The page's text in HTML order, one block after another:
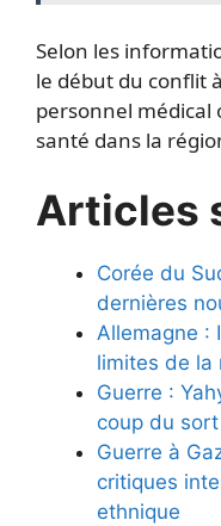
Selon les
le début du conflit
personnel médical
santé dans la
Articles
Corée du
dernières
Allemagne :
limites de la
Guerre :
coup du
Guerre à
critiques
ethnique